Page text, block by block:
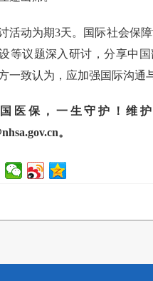
活动为期3天。国际社会保
等议题深入研讨，分享中
一致认为，应加强国际沟通
医保，一生守护！维护
。